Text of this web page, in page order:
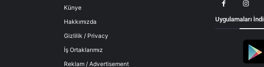
Künye
Hakkımızda
Gizlilik / Privacy
İş Ortaklarımız
Reklam / Advertisement
Uygulamaları